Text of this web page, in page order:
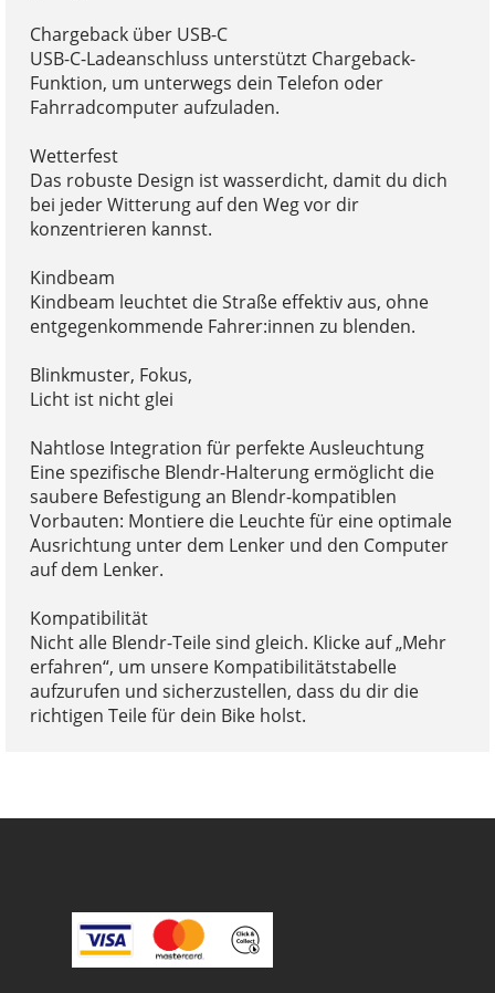
Chargeback über USB-C
USB-C-Ladeanschluss unterstützt Chargeback-
Funktion, um unterwegs dein Telefon oder
Fahrradcomputer aufzuladen.
Wetterfest
Das robuste Design ist wasserdicht, damit du dich
bei jeder Witterung auf den Weg vor dir
konzentrieren kannst.
Kindbeam
Kindbeam leuchtet die Straße effektiv aus, ohne
entgegenkommende Fahrer:innen zu blenden.
Blinkmuster, Fokus,
Licht ist nicht glei
Nahtlose Integration für perfekte Ausleuchtung
Eine spezifische Blendr-Halterung ermöglicht die
saubere Befestigung an Blendr-kompatiblen
Vorbauten: Montiere die Leuchte für eine optimale
Ausrichtung unter dem Lenker und den Computer
auf dem Lenker.
Kompatibilität
Nicht alle Blendr-Teile sind gleich. Klicke auf „Mehr
erfahren“, um unsere Kompatibilitätstabelle
aufzurufen und sicherzustellen, dass du dir die
richtigen Teile für dein Bike holst.